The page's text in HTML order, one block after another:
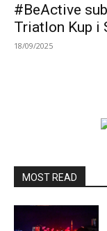
#BeActive
Triatlon Kup i
18/09/2025
MOST READ